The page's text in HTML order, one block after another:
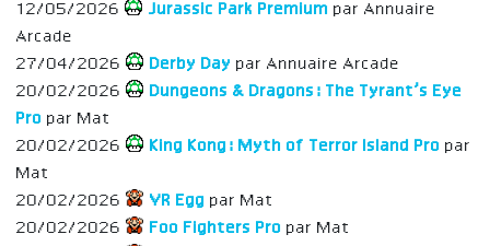
12/05/2026
Jurassic Park Premium par Annuaire
Arcade
27/04/2026
Derby Day par Annuaire Arcade
20/02/2026
Dungeons & Dragons: The Tyrant’s Eye
Pro par Mat
20/02/2026
King Kong: Myth of Terror Island Pro par
Mat
20/02/2026
VR Egg par Mat
20/02/2026
Foo Fighters Pro par Mat